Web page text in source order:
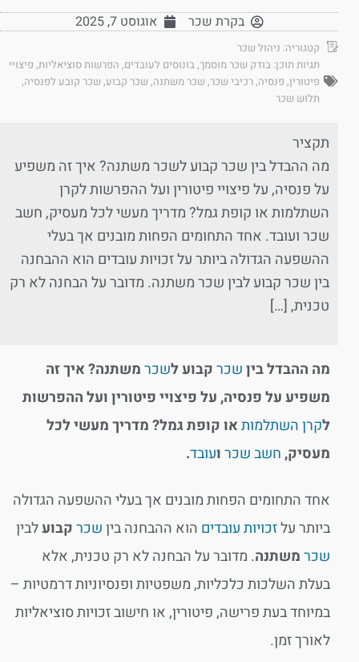
בקרת שכר אוגוסט 7, 2025
קטגוריה:ניהול שכר
תגיות תוכן: בודק שכר מוסמך,בונוסים לעובדים,הפרשות סוציאליות,פיצויי
פיטורין,פנסיה,רכיבי שכר,שכר משתנה,שכר קבוע,שכר קובע לפנסיה,
תלוש שכר
תקציר
מה ההבדל בין שכר קבוע לשכר משתנה? איך זה משפיע
על פנסיה, על פיצויי פיטורין ועל ההפרשות לקרן
השתלמות או קופת גמל? מדריך מעשי לכל מעסיק, חשב
שכר ועובד. אחד התחומים הפחות מובנים אך בעלי
ההשפעה הגדולה ביותר על זכויות עובדים הוא ההבחנה
בין שכר קבוע לבין שכר משתנה. מדובר על הבחנה לא רק
טכנית, […]
מה ההבדל ביןשכרקבוע לשכרמשתנה? איך זה
משפיע על פנסיה, על פיצויי פיטורין ועל ההפרשות
לקרן השתלמותאו קופת גמל? מדריך מעשי לכל
מעסיק,חשב שכרועובד.
אחד התחומים הפחות מובנים אך בעלי ההשפעה הגדולה
ביותר עלזכויות עובדיםהוא ההבחנה ביןשכרקבועלבין
שכרמשתנה. מדובר על הבחנה לא רק טכנית, אלא
בעלת השלכות כלכליות, משפטיות ופנסיוניות דרמטיות –
במיוחד בעת פרישה, פיטורין, או חישוב זכויות סוציאליות
לאורך זמן.